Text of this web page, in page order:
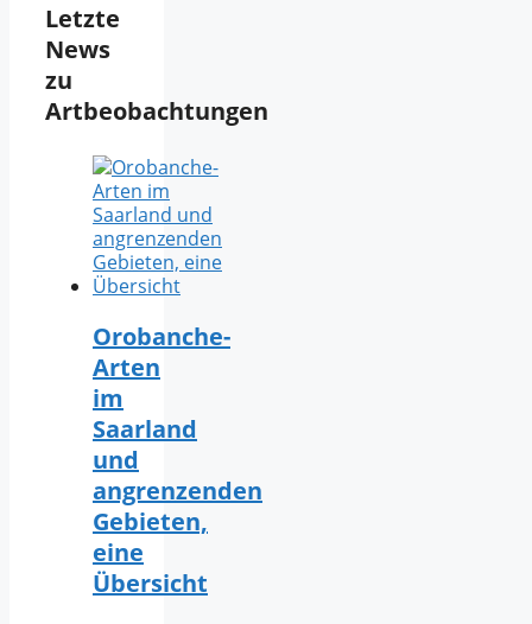
Letzte
News
zu
Artbeobachtungen
Orobanche-
Arten
im
Saarland
und
angrenzenden
Gebieten,
eine
Übersicht